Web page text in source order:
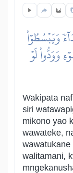
وَيَبۡسُطُوٓاْ
وَوَدُّواْ لَوۡ
Wakipata
siri
mikono yao
wawateke,
walitamani,